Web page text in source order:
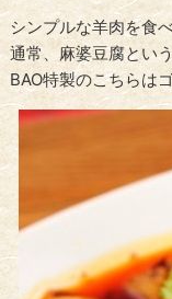
シンプルな羊肉を食
通常、麻婆豆腐とい
BAO特製のこちらは